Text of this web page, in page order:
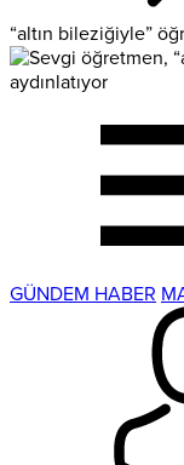
“altın bileziğiyle”
GÜNDEM HABER